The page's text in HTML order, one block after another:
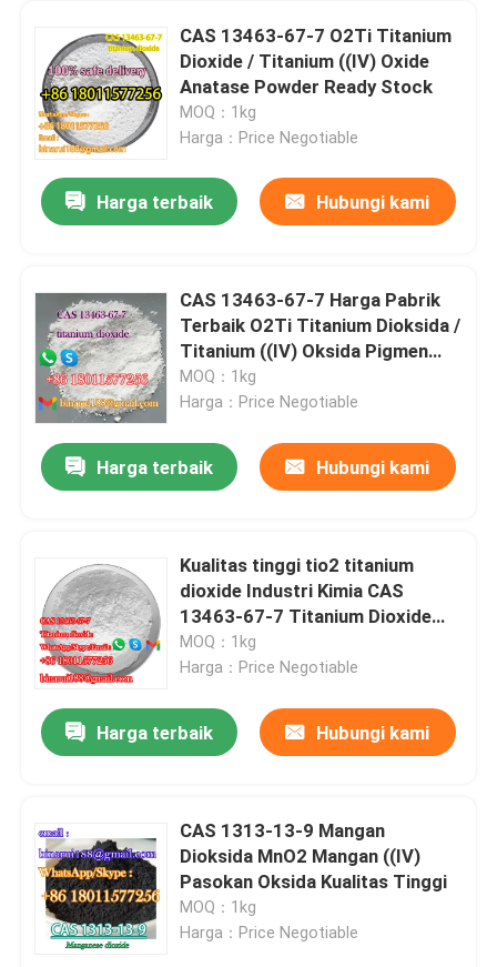
CAS 13463-67-7 O2Ti Titanium
Dioxide / Titanium ((IV) Oxide
Anatase Powder Ready Stock
MOQ：1kg
Harga：Price Negotiable
Harga terbaik Hubungi kami
CAS 13463-67-7 Harga Pabrik
Terbaik O2Ti Titanium Dioksida /
Titanium ((IV) Oksida Pigmen
Anorganik
MOQ：1kg
Harga：Price Negotiable
Harga terbaik Hubungi kami
Kualitas tinggi tio2 titanium
dioxide Industri Kimia CAS
13463-67-7 Titanium Dioxide
Powder Rutile Umum
Penggunaan
MOQ：1kg
Harga：Price Negotiable
Harga terbaik Hubungi kami
CAS 1313-13-9 Mangan
Dioksida MnO2 Mangan ((IV)
Pasokan Oksida Kualitas Tinggi
MOQ：1kg
Harga：Price Negotiable